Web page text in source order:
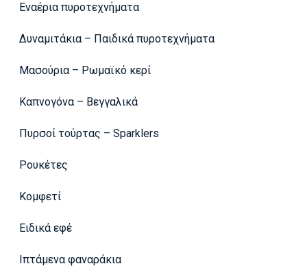
Εναέρια πυροτεχνήματα
Δυναμιτάκια – Παιδικά πυροτεχνήματα
Μασούρια – Ρωμαϊκό κερί
Καπνογόνα – Βεγγαλικά
Πυρσοί τούρτας – Sparklers
Ρουκέτες
Κομφετί
Ειδικά εφέ
Ιπτάμενα φαναράκια